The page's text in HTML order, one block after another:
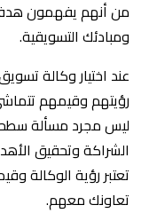
ليس مجرد مسألة
الشراكة وتحقيق
تعتبر رؤية الوكالة
تعاونك معهم.
فهم
رؤية
اي وكالة تسويق